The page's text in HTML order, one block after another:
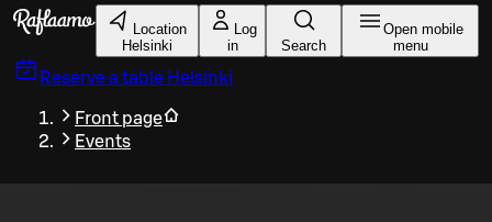
Skip to main content
Location
Helsinki
Log
in
Search
Open mobile
menu
Reserve a table Helsinki
Front page
Events